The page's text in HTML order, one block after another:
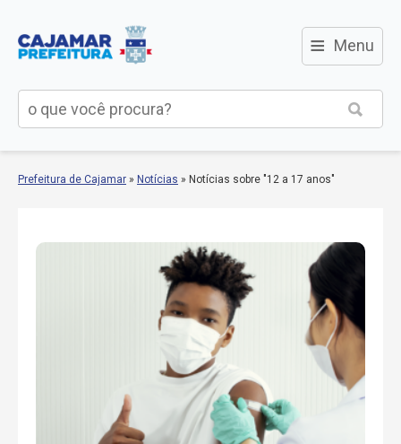
≡ Menu
Prefeitura de Cajamar » Notícias » Notícias sobre "12 a 17 anos"